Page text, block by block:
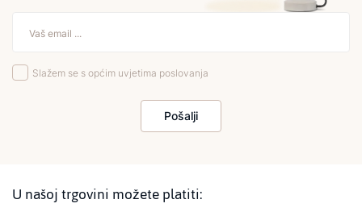
Slažem se s općim uvjetima poslovanja
Pošalji
U našoj trgovini možete platiti: